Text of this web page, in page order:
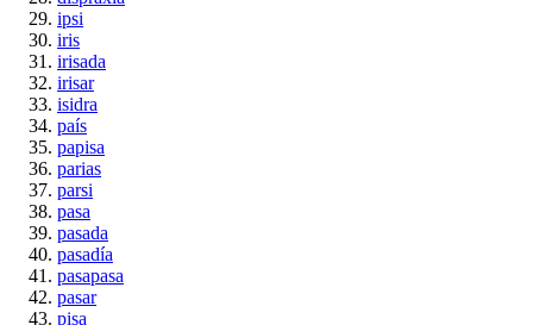
ipsi
iris
irisada
irisar
isidra
país
papisa
parias
parsi
pasa
pasada
pasadía
pasapasa
pasar
pisa